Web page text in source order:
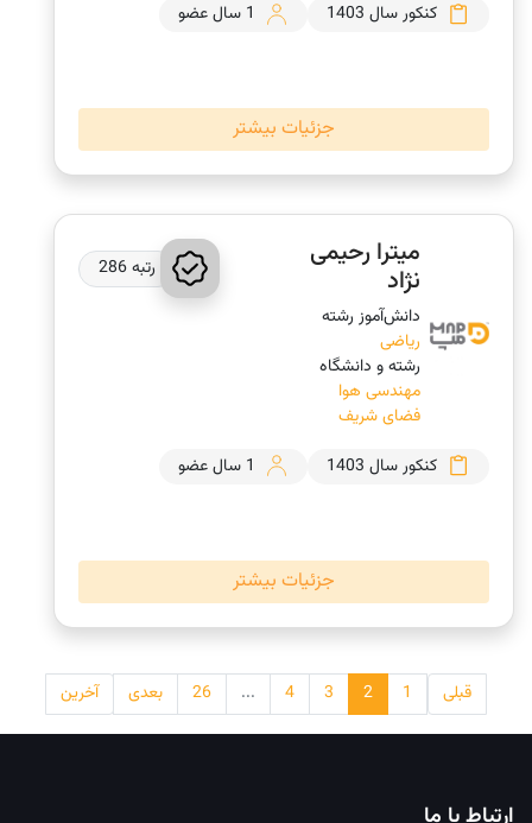
کنکور سال 1403 1 سال عضو
جزئیات بیشتر
میترا رحیمی
نژاد
دانش‌‎آموز رشته
ریاضی
رشته و دانشگاه
مهندسی هوا
فضای شریف
رتبه 286
کنکور سال 1403 1 سال عضو
جزئیات بیشتر
قبلی 1
2
3
4
...
26 بعدی آخرین